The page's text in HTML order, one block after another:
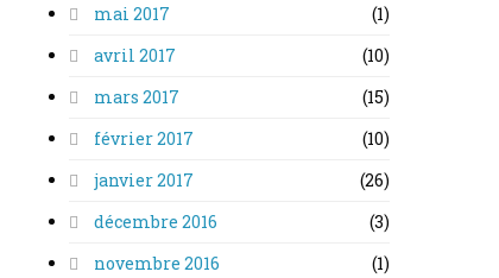
mai 2017
(1)
avril 2017
(10)
mars 2017
(15)
février 2017
(10)
janvier 2017
(26)
décembre 2016
(3)
novembre 2016
(1)